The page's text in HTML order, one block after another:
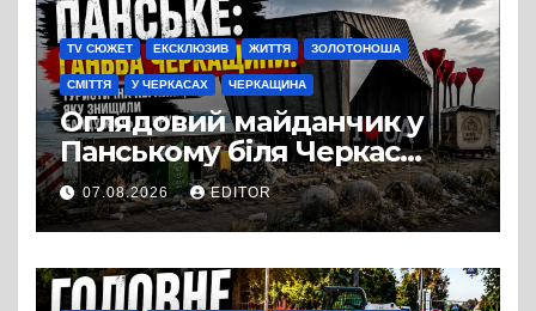
TV СЮЖЕТ ЕКСКЛЮЗИВ ЖИТТЯ ЗОЛОТОНОША
СМІТТЯ У ЧЕРКАСАХ ЧЕРКАЩИНА
Оглядовий майданчик у
Панському біля Черкас
перетворився на занедбане
сміттєзвалище
07.08.2026 EDITOR